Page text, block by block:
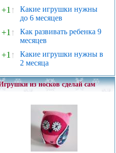
+1↑
Какие игрушки нужны
до 6 месяцев
+1↑
Как развивать ребенка 9
месяцев
+1↑
Какие игрушки нужны в
2 месяца
из носков сделай сам